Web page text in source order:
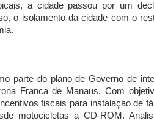
a cidade passou por um
o isolamento da cidade com o
parte do plano de Governo de
Franca de Manaus. Com
fiscais para instalaçao de
motocicletas a CD-ROM.